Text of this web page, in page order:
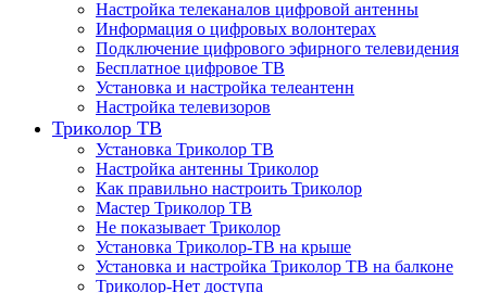
Настройка телеканалов цифровой антенны
Информация о цифровых волонтерах
Подключение цифрового эфирного телевидения
Бесплатное цифровое ТВ
Установка и настройка телеантенн
Настройка телевизоров
Триколор ТВ
Установка Триколор ТВ
Настройка антенны Триколор
Как правильно настроить Триколор
Мастер Триколор ТВ
Не показывает Триколор
Установка Триколор-ТВ на крыше
Установка и настройка Триколор ТВ на балконе
Триколор-Нет доступа